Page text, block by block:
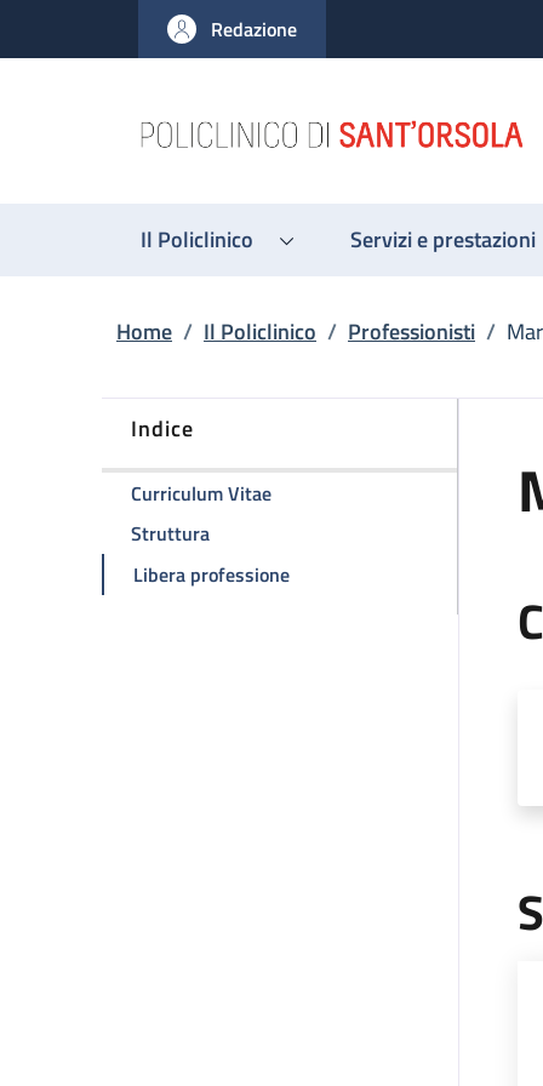
al contenuto principale
to footer content
Redazione
Il Policlinico Servizi e prestazioni
Briciole di pane
Home / Il Policlinico / Professionisti /
Indice
Curriculum Vitaedella pagina Marco Masetti
Strutturadella pagina Marco Masetti
Libera professionedella pagina Marco Masetti